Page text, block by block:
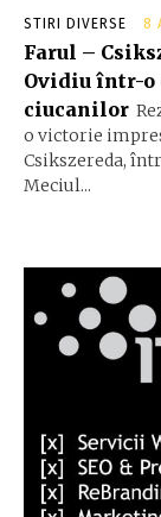
STIRI DIVERSE 8
Farul –
Ovidiu într-o
ciucanilor
o victorie
Csikszereda,
Meciul...